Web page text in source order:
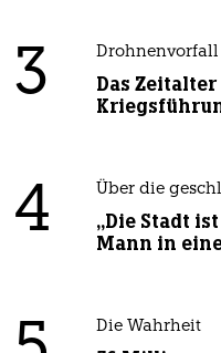
3
Das
4 Über die
„Die Stadt
Mann in
Die Wahrheit